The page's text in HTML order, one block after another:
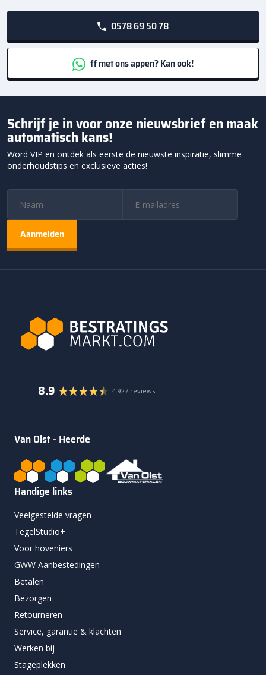
0578 69 50 78
ff met ons appen? Kan ook!
Schrijf je in voor onze nieuwsbrief en maak
automatisch kans!
Word VIP en ontdek als eerste de nieuwste inspiratie, slimme
onderhoudstips en exclusieve acties!
8.9 4.927 reviews
Van Olst - Heerde
Handige links
Veelgestelde vragen
TegelStudio+
Voor hoveniers
GWW Aanbestedingen
Betalen
Bezorgen
Retourneren
Service, garantie & klachten
Werken bij
Stageplekken